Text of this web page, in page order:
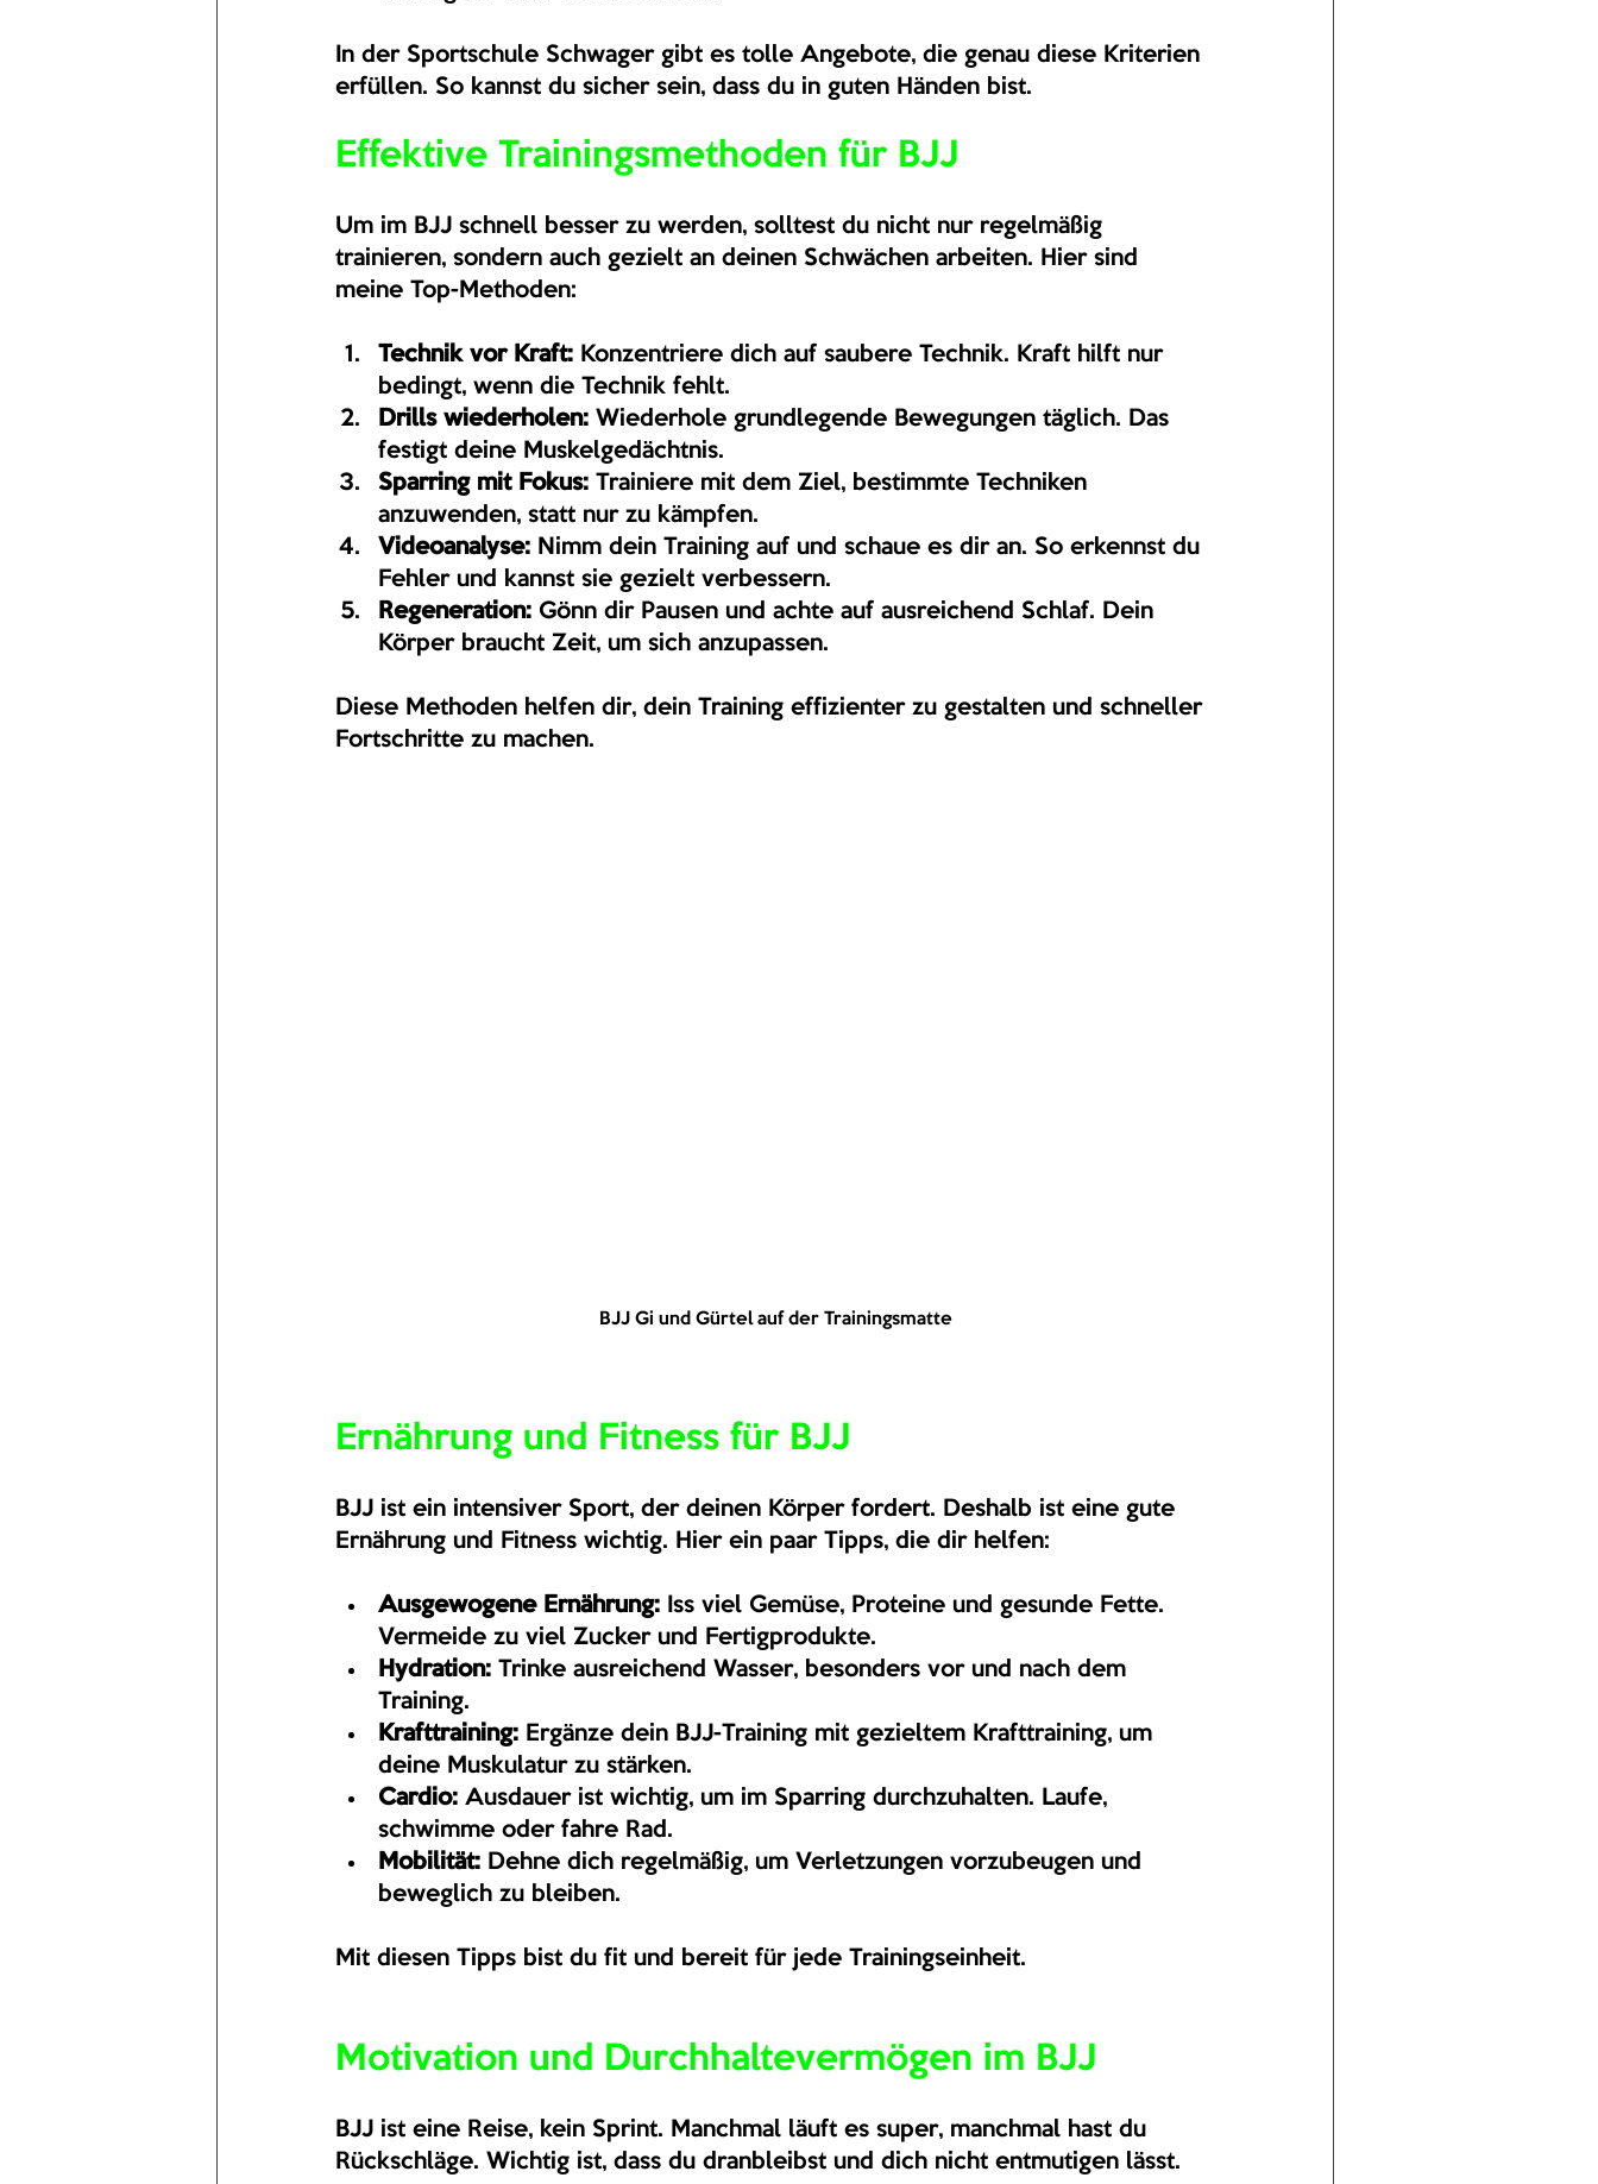
In der Sportschule Schwager gibt es tolle Angebote, die genau diese Kriterien
erfüllen. So kannst du sicher sein, dass du in guten Händen bist.
Effektive Trainingsmethoden für BJJ
Um im BJJ schnell besser zu werden, solltest du nicht nur regelmäßig
trainieren, sondern auch gezielt an deinen Schwächen arbeiten. Hier sind
meine Top-Methoden:
Technik vor Kraft: Konzentriere dich auf saubere Technik. Kraft hilft nur
bedingt, wenn die Technik fehlt.
Drills wiederholen: Wiederhole grundlegende Bewegungen täglich. Das
festigt deine Muskelgedächtnis.
Sparring mit Fokus: Trainiere mit dem Ziel, bestimmte Techniken
anzuwenden, statt nur zu kämpfen.
Videoanalyse: Nimm dein Training auf und schaue es dir an. So erkennst du
Fehler und kannst sie gezielt verbessern.
Regeneration: Gönn dir Pausen und achte auf ausreichend Schlaf. Dein
Körper braucht Zeit, um sich anzupassen.
Diese Methoden helfen dir, dein Training effizienter zu gestalten und schneller
Fortschritte zu machen.
BJJ Gi und Gürtel auf der Trainingsmatte
Ernährung und Fitness für BJJ
BJJ ist ein intensiver Sport, der deinen Körper fordert. Deshalb ist eine gute
Ernährung und Fitness wichtig. Hier ein paar Tipps, die dir helfen:
Ausgewogene Ernährung: Iss viel Gemüse, Proteine und gesunde Fette.
Vermeide zu viel Zucker und Fertigprodukte.
Hydration: Trinke ausreichend Wasser, besonders vor und nach dem
Training.
Krafttraining: Ergänze dein BJJ-Training mit gezieltem Krafttraining, um
deine Muskulatur zu stärken.
Cardio: Ausdauer ist wichtig, um im Sparring durchzuhalten. Laufe,
schwimme oder fahre Rad.
Mobilität: Dehne dich regelmäßig, um Verletzungen vorzubeugen und
beweglich zu bleiben.
Mit diesen Tipps bist du fit und bereit für jede Trainingseinheit.
Motivation und Durchhaltevermögen im BJJ
BJJ ist eine Reise, kein Sprint. Manchmal läuft es super, manchmal hast du
Rückschläge. Wichtig ist, dass du dranbleibst und dich nicht entmutigen lässt.